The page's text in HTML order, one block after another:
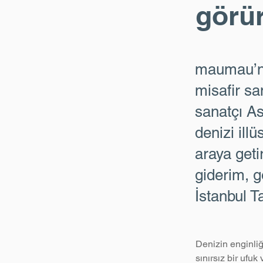
misafir
sanatçı
denizi
araya
giderim,
İstanbul
Denizin
sınırsız bir